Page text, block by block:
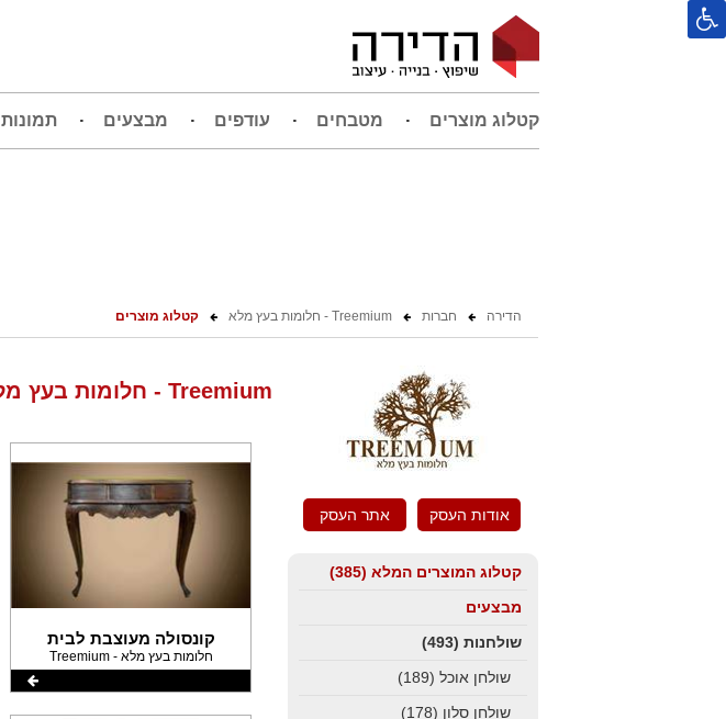
קטלוג מוצרים מטבחים עודפים מבצעים תמונות
הדירה חברות Treemium - חלומות בעץ מלא קטלוג מוצרים
אודות העסק אתר העסק
קטלוג המוצרים המלא (385)
מבצעים
שולחנות (493)
שולחן אוכל (189)
שולחן סלון (178)
Treemium - חלומות בעץ מלא - מזנונים ושידות
קונסולה מעוצבת לבית
Treemium - חלומות בעץ מלא